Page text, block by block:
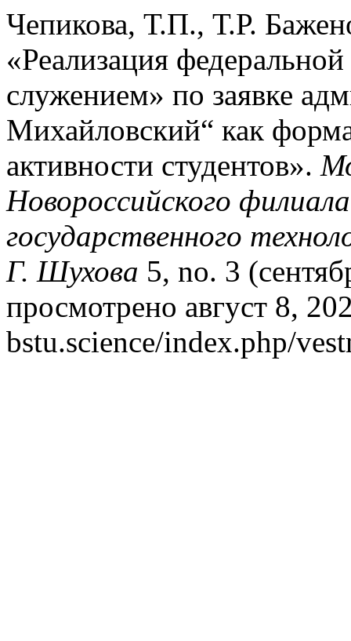
Чепикова, Т.П., Т.Р.
«Реализация
служением» по заявке
Михайловский“ как
активности студентов».
Новороссийского
государственного
Г. Шухова 5, no. 3
просмотрено август 8,
bstu.science/index.php/